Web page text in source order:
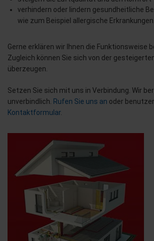
verhindern oder lindern gesundheitliche
wie zum Beispiel allergische Erkrankungen.
Gerne erklären wir Ihnen die Funktionsweise
Zugleich können Sie sich von der
überzeugen.
Setzen Sie sich mit uns in Verbindung. Wir
unverbindlich. Rufen Sie uns an oder
Kontaktformular